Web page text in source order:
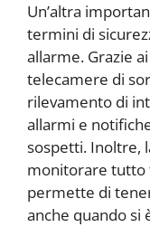
Un’altra
termini di
allarme. Grazie
telecamere di
rilevamento di
allarmi e
sospetti. Inoltre,
monitorare tutto
permette di
anche quando si